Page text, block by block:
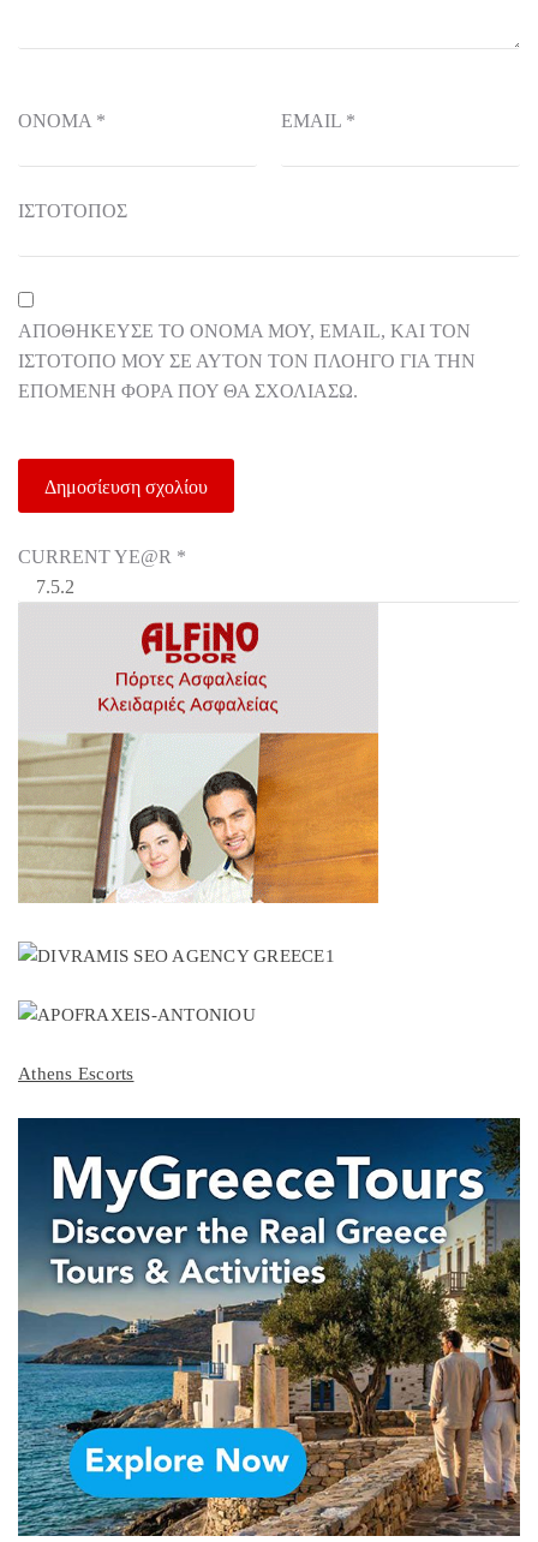
ΌΝΟΜΑ * EMAIL *
ΙΣΤΌΤΟΠΟΣ
ΑΠΟΘΉΚΕΥΣΕ ΤΟ ΌΝΟΜΆ ΜΟΥ, EMAIL, ΚΑΙ ΤΟΝ
ΙΣΤΌΤΟΠΟ ΜΟΥ ΣΕ ΑΥΤΌΝ ΤΟΝ ΠΛΟΗΓΌ ΓΙΑ ΤΗΝ
ΕΠΌΜΕΝΗ ΦΟΡΆ ΠΟΥ ΘΑ ΣΧΟΛΙΆΣΩ.
CURRENT YE@R *
Athens Escorts